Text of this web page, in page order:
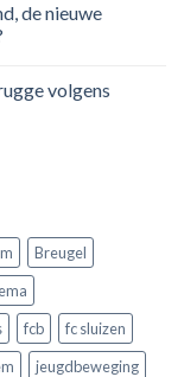
de nieuwe
volgens
Breugel
fcb
fc sluizen
jeugdbeweging